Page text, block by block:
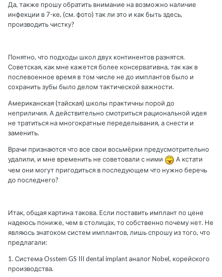
Да, также прошу обратить внимание на возможно наличие
инфекции в 7-ке, (см. фото) так ли это и как быть здесь,
производить чистку?
Понятно, что подходы школ двух континентов разнятся.
Советская, как мне кажется более консервативна, так как в
послевоенное время в том числе не до имплантов было и
сохранить зубы было делом тактической важности.
Американская (тайская) школы практичны порой до
неприличия. А действительно смотриться рациональной идея
не тратиться на многократные переделывания, а снести и
заменить.
Врачи признаются что все свои восьмёрки предусмотрительно
удалили, и мне временить не советовали с ними
А кстати
чем они могут пригодиться в последующем что нужно беречь
до последнего?
Итак, общая картина такова. Если поставить имплант по цене
надеюсь пониже, чем в столицах, то собственно почему нет. Не
являюсь знатоком систем имплантов, лишь спрошу из того, что
предлагали:
1. Система Osstem GS III dental implant аналог Nobel, корейского
производства.